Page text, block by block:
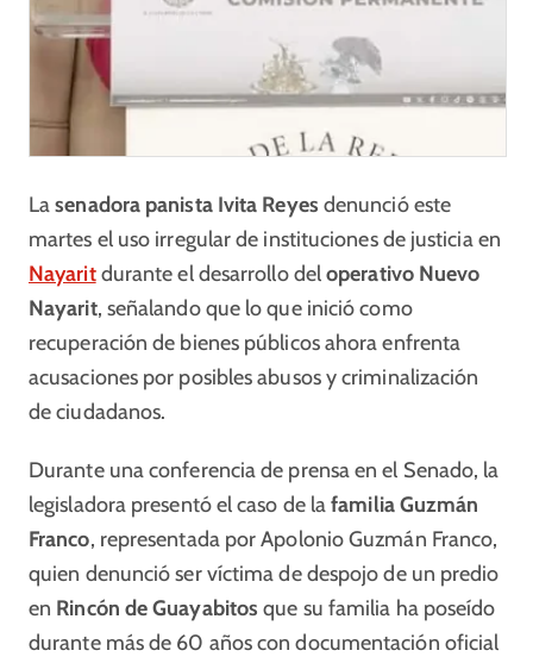
Lasenadora panista Ivita Reyes denunció este
martes el uso irregular de instituciones de justicia en
Nayaritdurante el desarrollo deloperativo Nuevo
Nayarit, señalando que lo que inició como
recuperación de bienes públicos ahora enfrenta
acusaciones por posibles abusos y criminalización
de ciudadanos.
Durante una conferencia de prensa en el Senado, la
legisladora presentó el caso de lafamilia Guzmán
Franco, representada por Apolonio Guzmán Franco,
quien denunció ser víctima de despojo de un predio
en Rincón de Guayabitos que su familia ha poseído
durante más de 60 años con documentación oficial